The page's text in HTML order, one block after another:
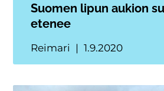
Suomen lipun aukion
etenee
Reimari 1.9.2020